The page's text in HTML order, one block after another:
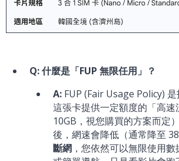
Q: 什麼是「FUP 無限任用」？
A: FUP (Fair Usage Policy) 是
這張卡提供一定額度的「高
10GB，視您購買的方案而定
後，網速會降低（通常降至
斷網 ，您依然可以無限使用